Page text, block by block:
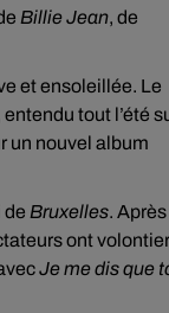
Billie Jean, de
et ensoleillée. Le
entendu tout l’été
un nouvel album
de Bruxelles. Après
ont
Je me dis que